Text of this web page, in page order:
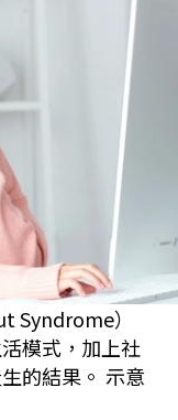
Syndrome）
模式，加上社
的結果。 示意